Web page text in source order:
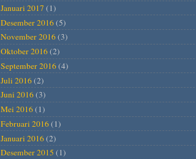
Januari 2017 (1)
Desember 2016(5)
November 2016(3)
Oktober 2016(2)
September 2016(4)
Juli 2016(2)
Juni 2016(3)
Mei 2016(1)
Februari 2016(1)
Januari 2016(2)
Desember 2015 (1)